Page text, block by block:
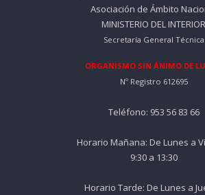
Asociación de Ámbito
MINISTERIO DEL INTERIOR
Secretaría General Técnica
ORGANISMO SIN ÁNIMO DE
Nº Registro 612695
Teléfono: 953 56 83 66
Horario Mañana: De Lunes a
9:30 a 13:30
Horario Tarde: De Lunes a